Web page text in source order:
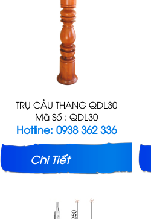
TRỤ CẦU THANG QDL30
Mã Số : QDL30
Hotline: 0938 362 336
Chi Tiết